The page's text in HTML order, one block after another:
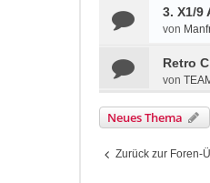
3. X1/9
von
Retro
von
Neues Thema
Zurück zur Foren-